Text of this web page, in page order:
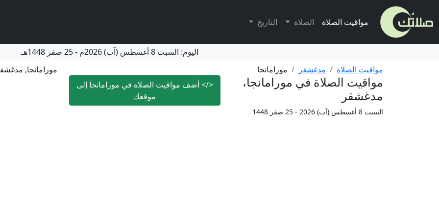
مواقيت الصلاة الصلاة التاريخ
اليوم: السبت 8 أغسطس (آب) 2026م -25 صفر 1448هـ
مواقيت الصلاة
مدغشقر مورامانجا
مواقيت الصلاة في مورامانجا،
مدغشقر
</>أضف مواقيت الصلاة في مورامانجا إلى
موقعك
السبت 8 أغسطس (آب) 2026 - 25 صفر 1448
مورامانجا,